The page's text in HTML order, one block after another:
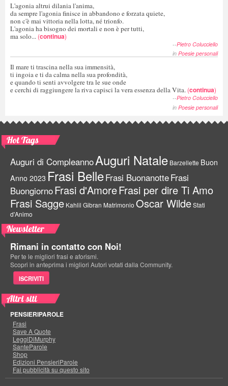
L'agonia altrui dilania l'anima,
da sempre l'agonia finisce in abbandono e forzata quiete,
non c'è mai vittoria nella lotta, né trionfo.
L'agonia ha bisogno dei mortali e non è per tutti,
ma solo... (continua)
--Pietro Colucciello
in Poesie personali
Il mare ti trascina nella sua immensità,
ti ingoia e ti da calma nella sua profondità,
e quando ti senti avvolgere tra le sue onde
e cerchi di raggiungere la riva capisci la vera essenza della Vita. (continua)
--Pietro Colucciello
in Poesie personali
Hot Tags
Auguri di CompleannoAuguri Natale Barzellette Buon
Anno 2023 Frasi BelleFrasi BuonanotteFrasi
BuongiornoFrasi d'AmoreFrasi per dire Ti Amo
Frasi Sagge Kahlil Gibran Matrimonio Oscar WildeStati
d'Animo
Newsletter
Rimani in contatto con Noi!
Per te le migliori frasi e aforismi.
Scopri in anteprima i migliori Autori votati dalla Community.
ISCRIVITI
Altri siti
PENSIERIPAROLE
Frasi
Save A Quote
LeggiDiMurphy
SanteParole
Shop
Edizioni PensieriParole
Fai pubblicità su questo sito